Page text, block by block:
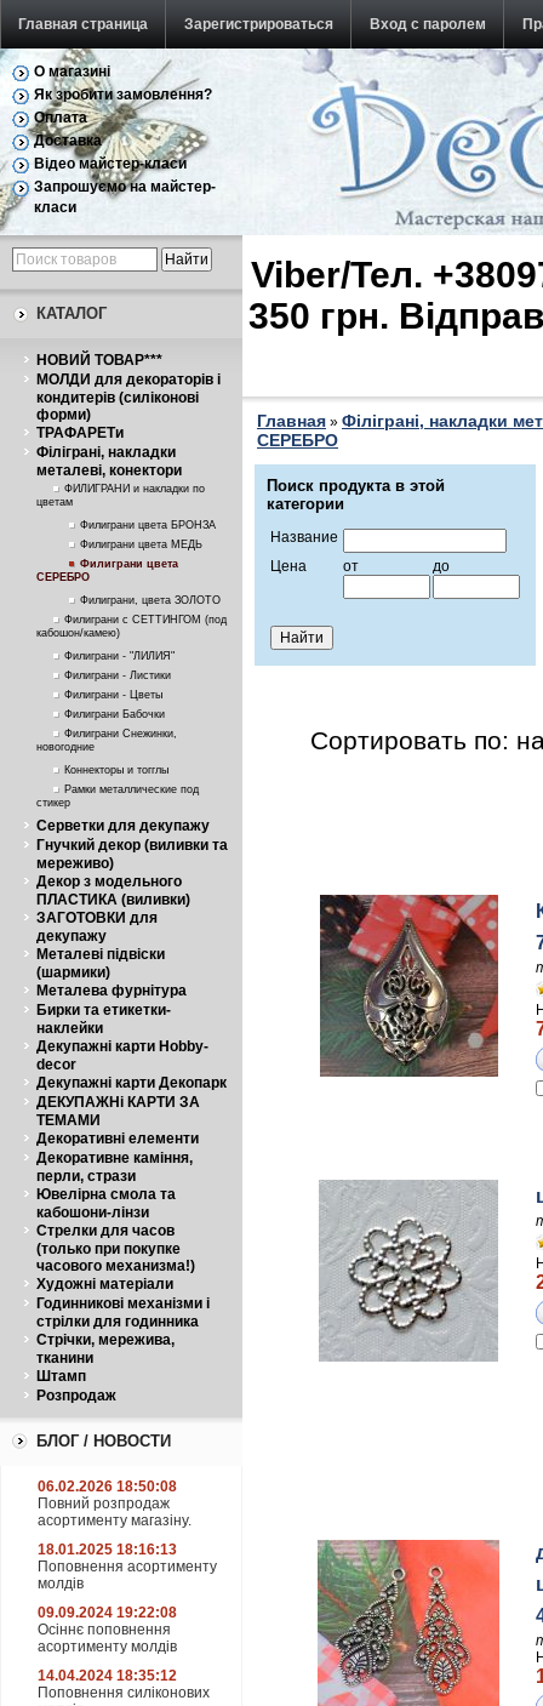
Главная страница Зарегистрироваться Вход с паролем
Обратная связь
О магазині
Як зробити замовлення?
Оплата
Доставка
Відео майстер-класи
Запрошуємо на майстер-
класи
КАТАЛОГ
НОВИЙ ТОВАР***
МОЛДИ для декораторів і
кондитерів (силіконові
форми)
ТРАФАРЕТи
Філіграні, накладки
металеві, конектори
ФИЛИГРАНИ и накладки по
цветам
Филиграни цвета БРОНЗА
Филиграни цвета МЕДЬ
Филиграни цвета
СЕРЕБРО
Филиграни, цвета ЗОЛОТО
Филиграни с СЕТТИНГОМ (под
кабошон/камею)
Филиграни - "ЛИЛИЯ"
Филиграни - Листики
Филиграни - Цветы
Филиграни Бабочки
Филиграни Снежинки,
новогодние
Коннекторы и тогглы
Рамки металлические под
стикер
Серветки для декупажу
Гнучкий декор (виливки та
мереживо)
Декор з модельного
ПЛАСТИКА (виливки)
ЗАГОТОВКИ для
декупажу
Металеві підвіски
(шармики)
Металева фурнітура
Бирки та етикетки-
наклейки
Декупажні карти Hobby-
decor
Декупажні карти Декопарк
ДЕКУПАЖНі КАРТИ ЗА
ТЕМАМИ
Декоративні елементи
Декоративне каміння,
перли, стрази
Ювелірна смола та
кабошони-лінзи
Стрелки для часов
(только при покупке
часового механизма!)
Художні матеріали
Годинникові механізми і
стрілки для годинника
Стрічки, мережива,
тканини
Штамп
Розпродаж
БЛОГ / НОВОСТИ
06.02.2026 18:50:08
Повний розпродаж
асортименту магазіну.
18.01.2025 18:16:13
Поповнення асортименту
молдів
09.09.2024 19:22:08
Осіннє поповнення
асортименту молдів
14.04.2024 18:35:12
Поповнення силіконових
Viber/Тел.
350 грн.
Главная » Філіграні, накладки
СЕРЕБРО
Поиск продукта в этой
категории
Название
Цена
от до
Сортировать по: